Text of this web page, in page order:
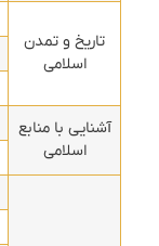
تاریخ و تمدن
اسلامی
آشنایی با منابع
اسلامی